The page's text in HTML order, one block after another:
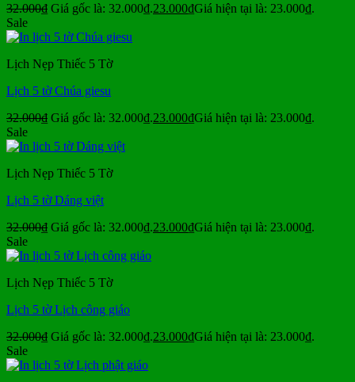
32.000₫ Giá gốc là: 32.000₫.23.000₫Giá hiện tại là: 23.000₫.
Sale
Lịch Nẹp Thiếc 5 Tờ
Lịch 5 tờ Chúa giesu
32.000₫ Giá gốc là: 32.000₫.23.000₫Giá hiện tại là: 23.000₫.
Sale
Lịch Nẹp Thiếc 5 Tờ
Lịch 5 tờ Dáng việt
32.000₫ Giá gốc là: 32.000₫.23.000₫Giá hiện tại là: 23.000₫.
Sale
Lịch Nẹp Thiếc 5 Tờ
Lịch 5 tờ Lịch công giáo
32.000₫ Giá gốc là: 32.000₫.23.000₫Giá hiện tại là: 23.000₫.
Sale